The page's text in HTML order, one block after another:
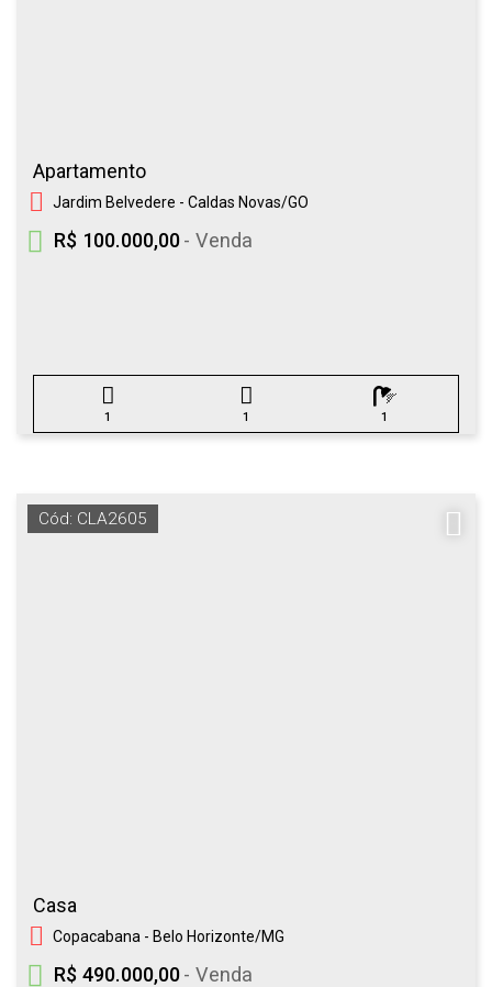
Apartamento
Jardim Belvedere - Caldas Novas/GO
R$ 100.000,00- Venda
1 1 1
Cód: CLA2605
Casa
Copacabana - Belo Horizonte/MG
R$ 490.000,00- Venda